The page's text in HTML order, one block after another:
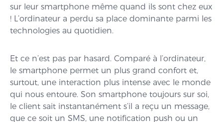
sur leur smartphone même quand ils sont chez eux
! L’ordinateur a perdu sa place dominante parmi les
technologies au quotidien.
Et ce n’est pas par hasard. Comparé à l’ordinateur,
le smartphone permet un plus grand confort et,
surtout, une interaction plus intense avec le monde
qui nous entoure. Son smartphone toujours sur soi,
le client sait instantanément s’il a reçu un message,
que ce soit un SMS, une notification push ou un